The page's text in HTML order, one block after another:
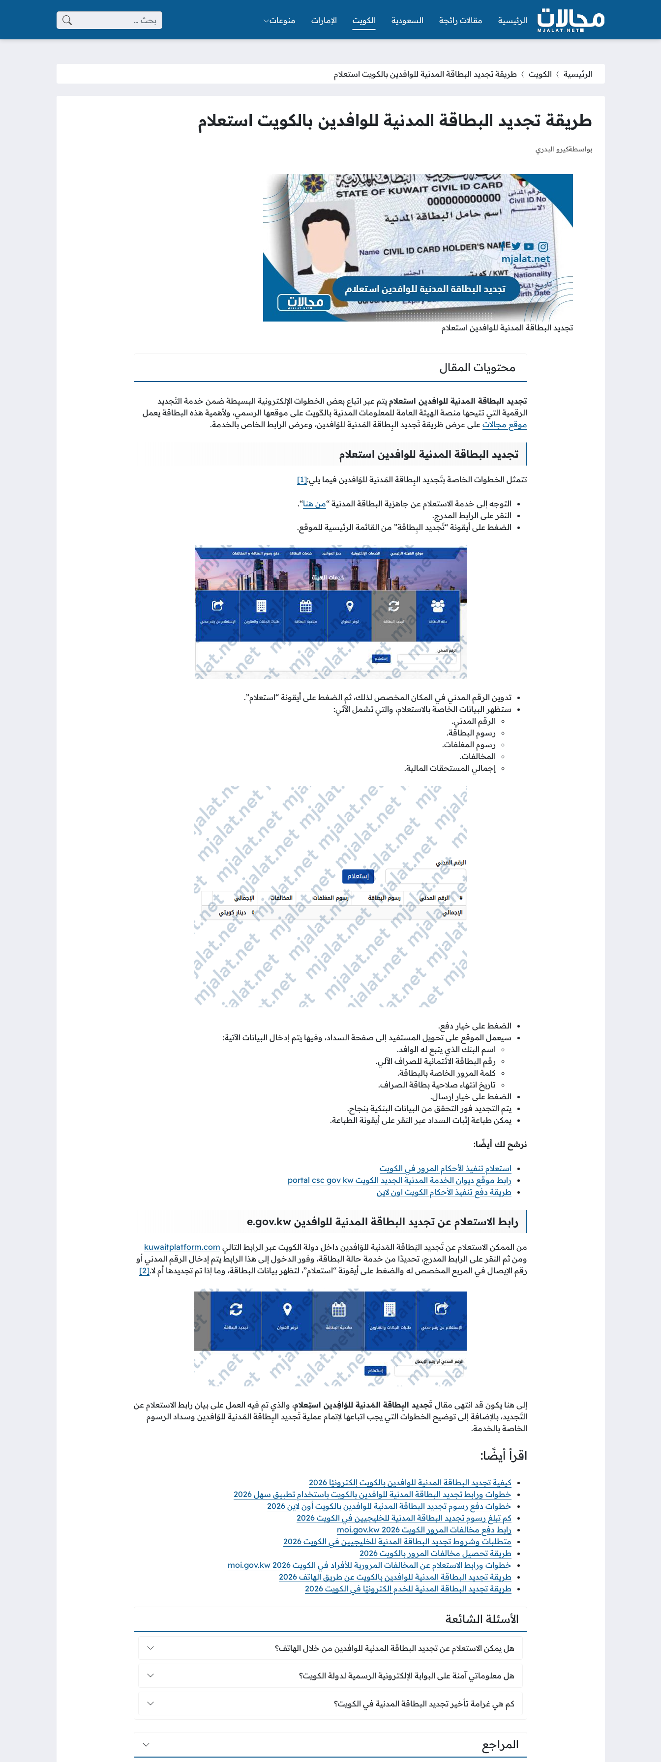
الرئيسية مقالات رائجة السعودية الكويت الإمارات منوعات البحث عن:
الرئيسية الكويت طريقة تجديد البطاقة المدنية للوافدين بالكويت استعلام
طريقة تجديد البطاقة المدنية للوافدين بالكويت استعلام
بواسطةكيرو البدري
تجديد البطاقة المدنية للوافدين استعلام
محتويات المقال
تجديد البطاقة المدنية للوافدين استعلام يتم عبر اتباع بعض الخطوات الإلكترونية البسيطة ضمن خدمة التَجديد
الرقمية التي تتيحها منصة الهيئة العامة للمعلومات المدنية بالكَويت على موقعها الرسمي، ولأهمية هذه البطاقة يعمل
موقع مجالات على عرض طَريقة تَجديد البِطاقة المَدنية للوَافدين، وعرض الرابط الخاص بالخدمة.
تجديد البطاقة المدنية للوافدين استعلام
تتمثل الخطوات الخاصة بتَجديد البِطاقة المَدنية للوَافدين فيما يلي:[1]
التوجه إلى خدمة الاستعلام عن جاهزية البطاقة المدنية “من هنا“.
النقر على الرابط المدرج.
الضغط على أيقونة “تَجديد البِطاقة” من القائمة الرئيسية للموقع.
تدوين الرقم المدني في المكان المخصص لذلك، ثم الضغط على أيقونة “استعلام”.
ستظهر البيانات الخاصة بالاستعلام، والتي تشمل الآتي:
الرقم المدني.
رسوم البطاقة.
رسوم المغلفات.
المخالفات.
إجمالي المستحقات المالية.
الضغط على خيار دفع.
سيعمل الموقع على تحويل المستفيد إلى صفحة السداد، وفيها يتم إدخال البيانات الآتية:
اسم البنك الذي يتبع له الوافد.
رقم البطاقة الائتمانية للصراف الآلي.
كلمة المرور الخاصة بالبطاقة.
تاريخ انتهاء صلاحية بطاقة الصراف.
الضغط على خيار إرسال.
يتم التجديد فور التحقق من البيانات البنكية بنجاح.
يمكن طباعة إثبات السداد عبر النقر على أيقونة الطباعة.
نرشح لك أيضًا:
استعلام تنفيذ الأحكام المرور في الكويت
رابط موقع ديوان الخدمة المدنية الجديد الكويت portal csc gov kw
طريقة دفع تنفيذ الأحكام الكويت اون لاين
رابط الاستعلام عن تجديد البطاقة المدنية للوافدين e.gov.kw
من الممكن الاستعلام عن تَجديد البَطاقة المَدنية للوَافدين داخل دولة الكويت عبر الرابط التالي kuwaitplatform.com
ومن ثم النقر على الرابط المدرج، تحديدًا من خدمة حالة البطاقة، وفور الدخول إلى هذا الرابط يتم إدخال الرقم المدني أو
رقم الإيصال في المربع المخصص له والضغط على أيقونة “استعلام”، لتظهر بيانات البطاقة، وما إذا تم تجديدها أم لا.[2]
إلى هنا يكون قد انتهى مقال تَجديد البِطاقة المَدنية للوَافِدين استِعلام، والذي تم فيه العمل على بيان رابط الاستعلام عن
التَجديد، بالإضافة إلى توضيح الخطوات التي يجب اتباعها لإتمام عملية تَجديد البِطاقة المَدنية للوَافدين وسداد الرسوم
الخاصة بالخدمة.
اقرأ أيضًا:
كيفية تجديد البطاقة المدنية للوافدين بالكويت إلكترونيًا 2026
خطوات ورابط تجديد البطاقة المدنية للوافدين بالكويت باستخدام تطبيق سهل 2026
خطوات دفع رسوم تجديد البطاقة المدنية للوافدين بالكويت أون لاين 2026
كم تبلغ رسوم تجديد البطاقة المدنية للخليجيين في الكويت 2026
رابط دفع مخالفات المرور الكويت 2026 moi.gov.kw
متطلبات وشروط تجديد البطاقة المدنية للخليجيين في الكويت 2026
طريقة تحصيل مخالفات المرور بالكويت 2026
خطوات ورابط الاستعلام عن المخالفات المرورية للأفراد في الكويت 2026 moi.gov.kw
طريقة تجديد البطاقة المدنية للوافدين بالكويت عن طريق الهاتف 2026
طريقة تجديد البطاقة المدنية للخدم إلكترونيًا في الكويت 2026
الأسئلة الشائعة
هل يمكن الاستعلام عن تجديد البطاقة المدنية للوافدين من خلال الهاتف؟
هل يمكن الاستعلام عن تجديد البطاقة المدنية للوافدين من خلال الهاتف؟
هل معلوماتي آمنة على البوابة الإلكترونية الرسمية لدولة الكويت؟
هل معلوماتي آمنة على البوابة الإلكترونية الرسمية لدولة الكويت؟
كم هي غرامة تأخير تجديد البطاقة المدنية في الكويت؟
كم هي غرامة تأخير تجديد البطاقة المدنية في الكويت؟
المراجع